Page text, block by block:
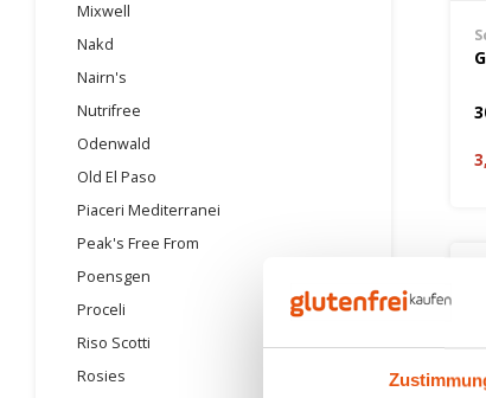
Mixwell
Nakd
Nairn's
Nutrifree
Odenwald
Old El Paso
Piaceri Mediterranei
Peak's Free From
Poensgen
Proceli
Riso Scotti
Rosies